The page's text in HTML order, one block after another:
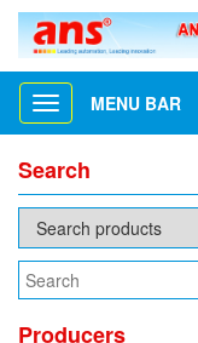
Toggle
navigation
MENU BAR
Search
Producers